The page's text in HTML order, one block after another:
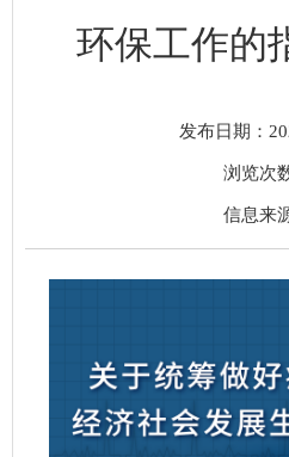
环保工作的
发布日期：
浏览次
信息来